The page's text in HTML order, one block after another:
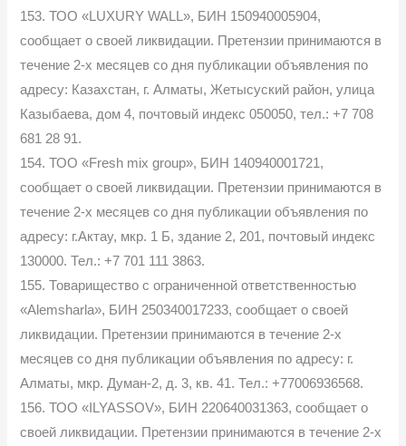
153. ТОО «LUXURY WALL», БИН 150940005904,
сообщает о своей ликвидации. Претензии принимаются в
течение 2-х месяцев со дня публикации объявления по
адресу: Казахстан, г. Алматы, Жетысуский район, улица
Казыбаева, дом 4, почтовый индекс 050050, тел.: +7 708
681 28 91.
154. ТОО «Fresh mix group», БИН 140940001721,
сообщает о своей ликвидации. Претензии принимаются в
течение 2-х месяцев со дня публикации объявления по
адресу: г.Актау, мкр. 1 Б, здание 2, 201, почтовый индекс
130000. Тел.: +7 701 111 3863.
155. Товарищество с ограниченной ответственностью
«Alemsharla», БИН 250340017233, сообщает о своей
ликвидации. Претензии принимаются в течение 2-х
месяцев со дня публикации объявления по адресу: г.
Алматы, мкр. Думан-2, д. 3, кв. 41. Тел.: +77006936568.
156. ТОО «ILYASSOV», БИН 220640031363, сообщает о
своей ликвидации. Претензии принимаются в течение 2-х